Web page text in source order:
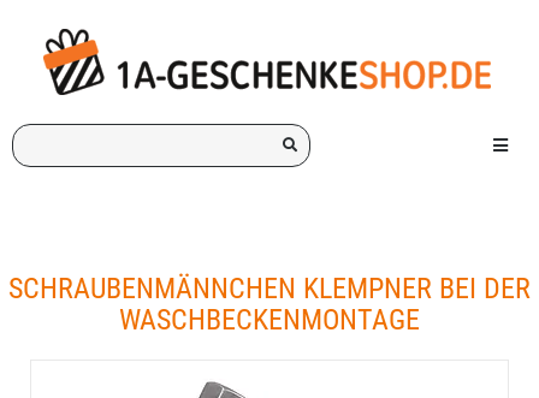
Ich
suche
Menü
SCHRAUBENMÄNNCHEN KLEMPNER BEI DER
WASCHBECKENMONTAGE